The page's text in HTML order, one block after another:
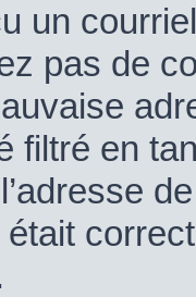
un
pas de
filtré en